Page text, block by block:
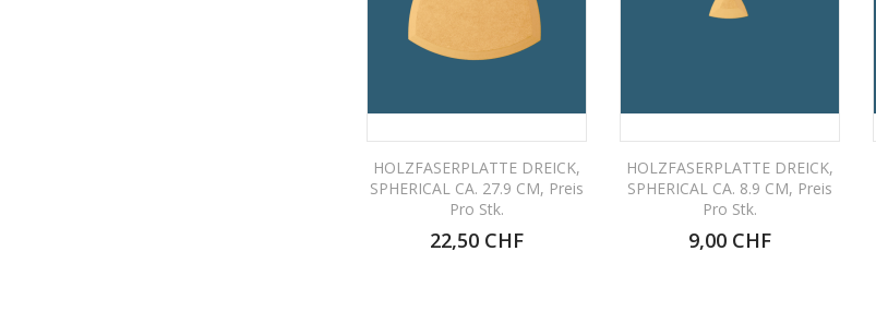
HOLZFASERPLATTE DREICK,
SPHERICAL CA. 27.9 CM, Preis
Pro Stk.
22,50 CHF
HOLZFASERPLATTE DREICK,
SPHERICAL CA. 8.9 CM, Preis
Pro Stk.
9,00 CHF